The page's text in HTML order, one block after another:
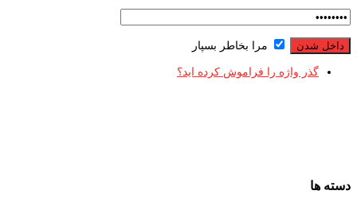
مرا بخاطر بسپار
گذر واژه را فراموش کرده اید؟
دسته ها